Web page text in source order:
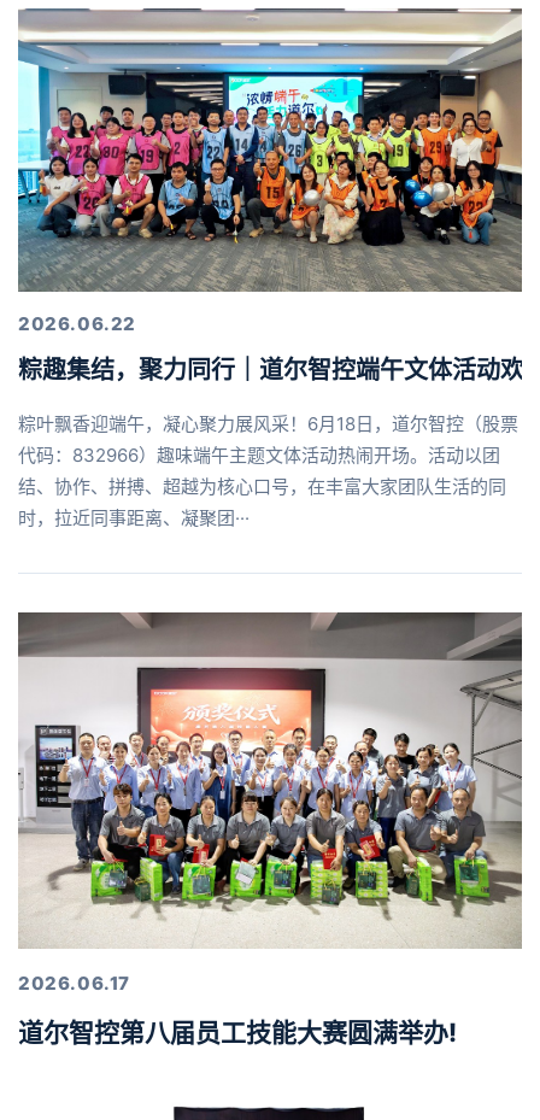
2026.06.22
粽趣集结，聚力同行｜道尔智控端午文体活动欢
粽叶飘香迎端午，凝心聚力展风采！6月18日，道尔智控（股票
代码：832966）趣味端午主题文体活动热闹开场。活动以团
结、协作、拼搏、超越为核心口号，在丰富大家团队生活的同
时，拉近同事距离、凝聚团···
2026.06.17
道尔智控第八届员工技能大赛圆满举办!